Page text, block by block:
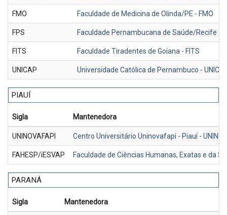
FMO Faculdade de Medicina de Olinda/PE - FMO
FPS Faculdade Pernambucana de Saúde/Recife -
FITS Faculdade Tiradentes de Goiana - FITS
UNICAP Universidade Católica de Pernambuco -
PIAUÍ
Sigla Mantenedora
UNINOVAFAPI Centro Universitário Uninovafapi - Piauí -
FAHESP/iESVAP Faculdade de Ciências Humanas, Exatas e da
PARANÁ
Sigla Mantenedora